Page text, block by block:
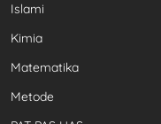
Islami
Kimia
Matematika
Metode